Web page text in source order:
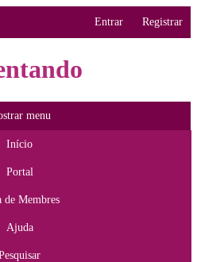
Entrar Registrar
menu
Início
Portal
de Membres
Ajuda